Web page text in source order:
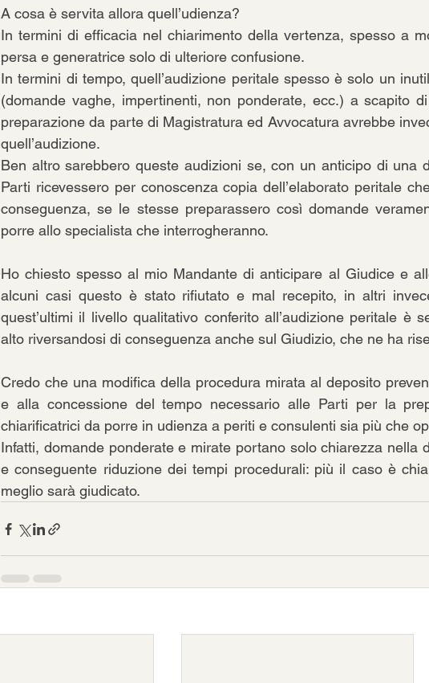
A cosa è servita allora quell’udienza?
In termini di efficacia nel chiarimento della vertenza, spesso a
persa e generatrice solo di ulteriore confusione.
In termini di tempo, quell’audizione peritale spesso è solo un
(domande vaghe, impertinenti, non ponderate, ecc.) a scapito
preparazione da parte di Magistratura ed Avvocatura avrebbe
quell’audizione.
Ben altro sarebbero queste audizioni se, con un anticipo di una
Parti ricevessero per conoscenza copia dell’elaborato peritale
conseguenza, se le stesse preparassero così domande
porre allo specialista che interrogheranno.
Ho chiesto spesso al mio Mandante di anticipare al Giudice e
alcuni casi questo è stato rifiutato e mal recepito, in altri
quest’ultimi il livello qualitativo conferito all’audizione peritale è
alto riversandosi di conseguenza anche sul Giudizio, che ne ha
Credo che una modifica della procedura mirata al deposito
e alla concessione del tempo necessario alle Parti per la
chiarificatrici da porre in udienza a periti e consulenti sia più che
Infatti, domande ponderate e mirate portano solo chiarezza nella
e conseguente riduzione dei tempi procedurali: più il caso è
meglio sarà giudicato.